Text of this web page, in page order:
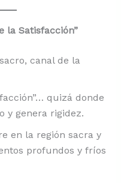
la Satisfacción”
canal de la
quizá donde
y genera rigidez.
en la región sacra y
profundos y fríos